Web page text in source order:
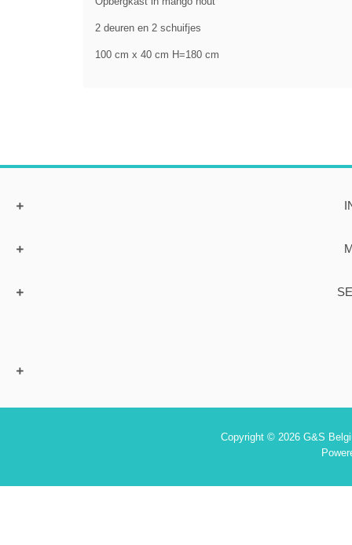
2 deuren en 2 schuifjes
100 cm x 40 cm H=180 cm
Copyright © 2026 G&S